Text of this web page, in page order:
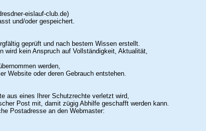
eislauf-club.de)
und/oder gespeichert.
geprüft und nach bestem Wissen erstellt.
wird kein Anspruch auf Vollständigkeit, Aktualität,
werden,
Website oder deren Gebrauch entstehen.
aus eines Ihrer Schutzrechte verletzt wird,
Post mit, damit zügig Abhilfe geschafft werden kann.
Postadresse an den Webmaster: